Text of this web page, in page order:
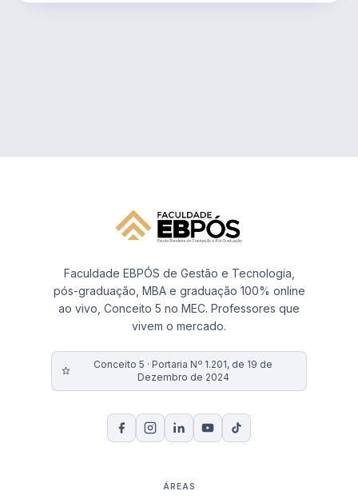
Faculdade EBPÓS de Gestão e Tecnologia,
pós-graduação, MBA e graduação 100% online
ao vivo, Conceito 5 no MEC. Professores que
vivem o mercado.
Conceito 5 · Portaria Nº 1.201, de 19 de
Dezembro de 2024
ÁREAS